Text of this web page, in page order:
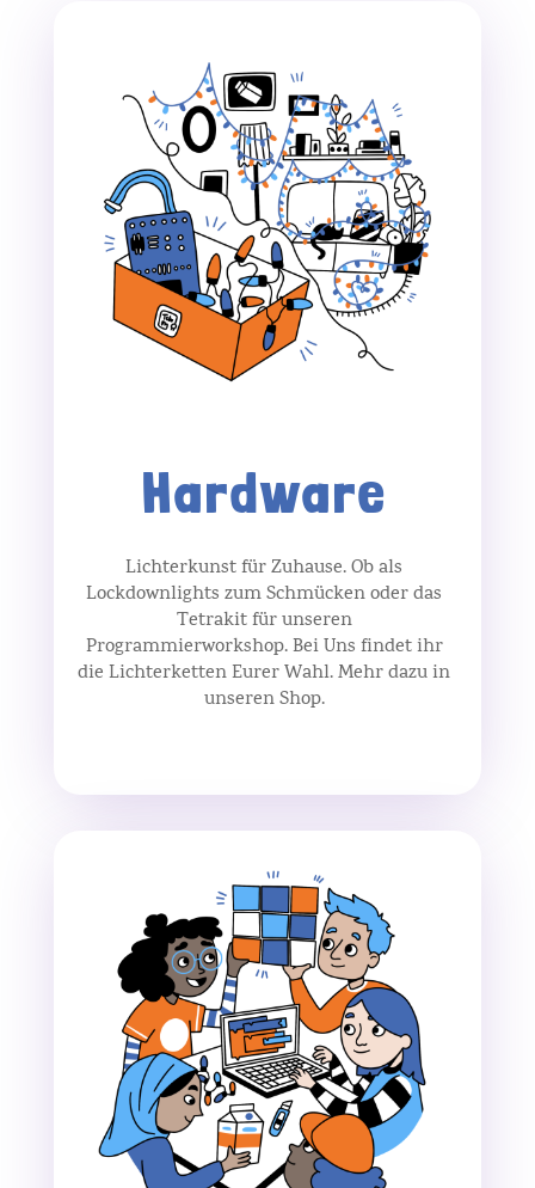
Hardware
Lichterkunst für Zuhause. Ob als
Lockdownlights zum Schmücken oder das
Tetrakit für unseren
Programmierworkshop. Bei Uns findet ihr
die Lichterketten Eurer Wahl. Mehr dazu in
unseren Shop.